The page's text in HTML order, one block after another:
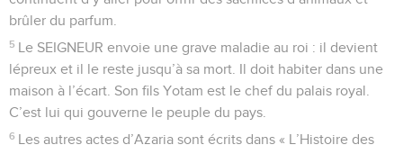
brûler du parfum.
5 Le SEIGNEUR envoie une grave maladie au roi : il devient
lépreux et il le reste jusqu’à sa mort. Il doit habiter dans une
maison à l’écart. Son fils Yotam est le chef du palais royal.
C’est lui qui gouverne le peuple du pays.
6 Les autres actes d’Azaria sont écrits dans « L’Histoire des